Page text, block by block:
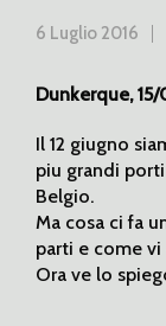
6 Luglio 2016
Dunkerque,
Il 12 giugno
piu grandi
Belgio.
Ma cosa ci fa
parti e come vi
Ora ve lo